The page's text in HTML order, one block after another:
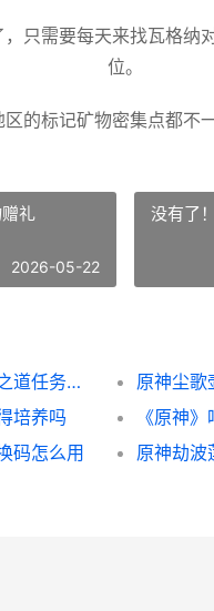
只需要每天来找瓦格纳
位。
的标记矿物密集点都不
礼
2026-05-22
没有了！
原神采矿之道任务如何完成 原神采矿之道任务怎么做
原神尘歌
培养吗
码怎么用
原神劫波